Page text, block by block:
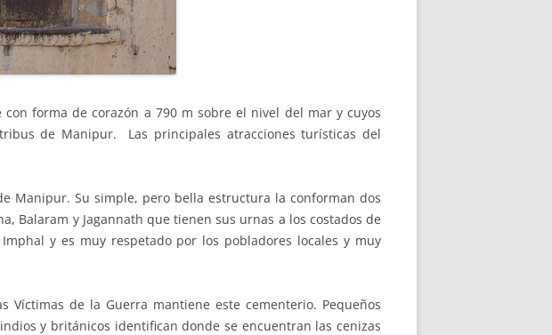
forma de corazón a 790 m sobre el nivel del mar y cuyos
de Manipur. Las principales atracciones turísticas del
Manipur. Su simple, pero bella estructura la conforman dos
Balaram y Jagannath que tienen sus urnas a los costados de
y es muy respetado por los pobladores locales y muy
Víctimas de la Guerra mantiene este cementerio. Pequeños
y británicos identifican donde se encuentran las cenizas